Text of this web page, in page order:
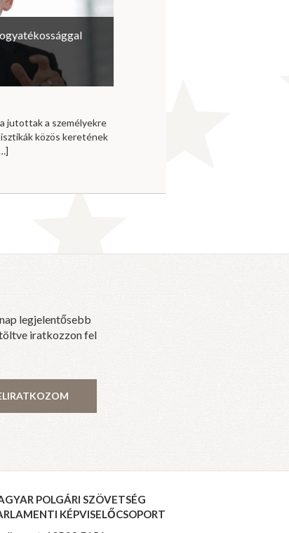
jutottak a személyekre
közös keretének
legjelentősebb
iratkozzon fel
POLGÁRI SZÖVETSÉG
KÉPVISELŐCSOPORT